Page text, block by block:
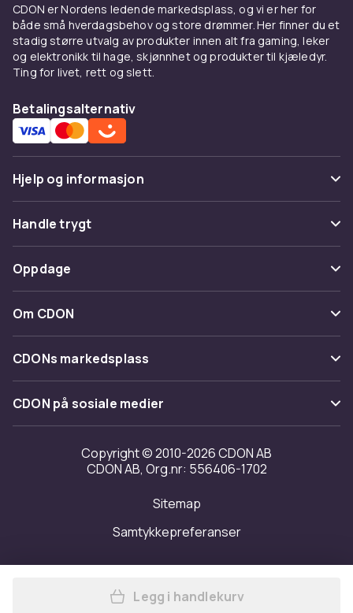
CDON er Nordens ledende markedsplass, og vi er her for
både små hverdagsbehov og store drømmer. Her finner du et
stadig større utvalg av produkter innen alt fra gaming, leker
og elektronikk til hage, skjønnhet og produkter til kjæledyr.
Ting for livet, rett og slett.
Betalingsalternativ
Hjelp og informasjon
Vanlige spørsmål
Spor pakke
Angre & returner her
Kontakt oss
Handle trygt
Betaling
Levering
Tilbakekallinger
Oppdage
Kategorier
Varemerker
Om CDON
Om oss
Kundeanmeldelser
Jobbe på CDON
Investor relations
Tilgjengelighet
CDONs markedsplass
Merchant Help Center
CDON på sosiale medier
Copyright © 2010-2026 CDON AB
CDON AB, Org.nr: 556406-1702
Sitemap
Samtykkepreferanser
Legg Merach Stepper
Legg i handlekurv